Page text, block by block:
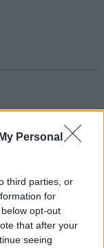
Personal
third parties, or
for
opt-out
that after your
seeing